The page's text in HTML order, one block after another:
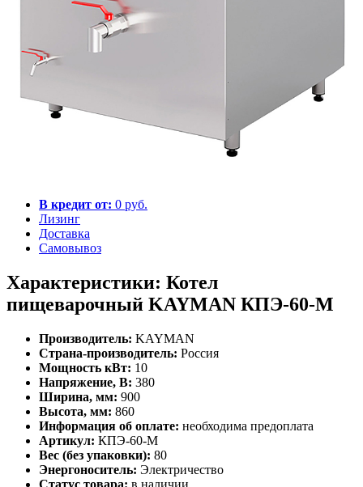
В кредит от: 0 руб.
Лизинг
Доставка
Самовывоз
Характеристики: Котел
пищеварочный KAYMAN КПЭ-60-М
Производитель: KAYMAN
Страна-производитель: Россия
Мощность кВт: 10
Напряжение, В: 380
Ширина, мм: 900
Высота, мм: 860
Информация об оплате: необходима предоплата
Артикул: КПЭ-60-М
Вес (без упаковки): 80
Энергоноситель: Электричество